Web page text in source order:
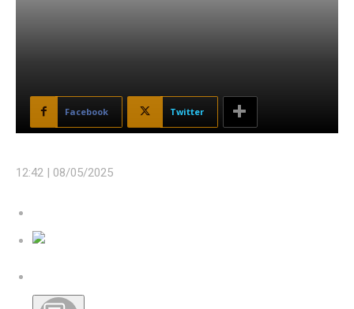
Facebook Twitter
12:42 | 08/05/2025